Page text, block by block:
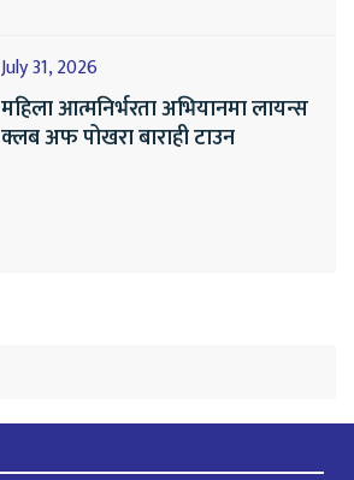
July 31, 2026
महिला आत्मनिर्भरता अभियानमा लायन्स
क्लब अफ पोखरा बाराही टाउन